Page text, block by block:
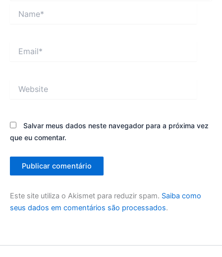
Salvar meus dados neste navegador para a próxima vez
que eu comentar.
Este site utiliza o Akismet para reduzir spam. Saiba como
seus dados em comentários são processados.